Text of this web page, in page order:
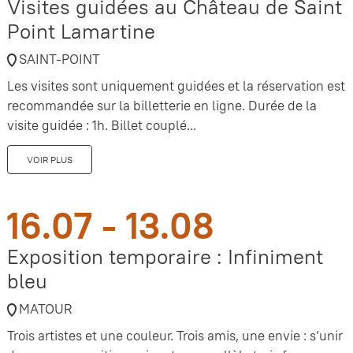
Visites guidées au Château de Saint
Point Lamartine
SAINT-POINT
Les visites sont uniquement guidées et la réservation est
recommandée sur la billetterie en ligne. Durée de la
visite guidée : 1h. Billet couplé...
VOIR PLUS
16.07 - 13.08
Exposition temporaire : Infiniment
bleu
MATOUR
Trois artistes et une couleur. Trois amis, une envie : s’unir